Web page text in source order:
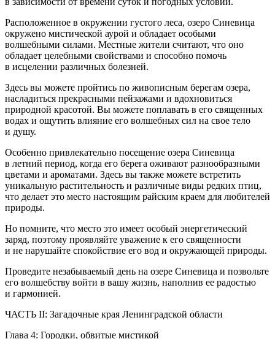
Расположенное в окружении густого леса, озеро Синевица
окружено мистической аурой и обладает особыми
волшебными силами. Местные жители считают, что оно
обладает целебными свойствами и способно помочь
в исцелении различных болезней.
Здесь вы можете пройтись по живописным берегам озера,
насладиться прекрасными пейзажами и вдохновиться
природной красотой. Вы можете поплавать в его священных
водах и ощутить влияние его волшебных сил на свое тело
и душу.
Особенно привлекательно посещение озера Синевица
в летний период, когда его берега оживают разнообразными
цветами и ароматами. Здесь вы также можете встретить
уникальную растительность и различные виды редких птиц,
что делает это место настоящим райским краем для любителей
природы.
Но помните, что место это имеет особый энергетический
заряд, поэтому проявляйте уважение к его священности
и не нарушайте спокойствие его вод и окружающей природы.
Проведите незабываемый день на озере Синевица и позвольте
его волшебству войти в вашу жизнь, наполнив ее радостью
и гармонией.
ЧАСТЬ II: Загадочные края Ленинградской области
Глава 4: Городки, обвитые мистикой